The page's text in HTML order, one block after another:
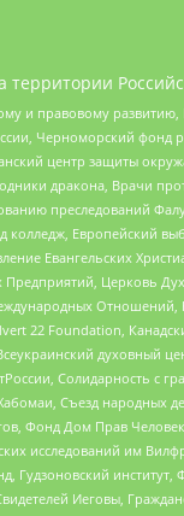
территории
и правовому
Черноморский фонд
центр защиты
дракона, Врачи
преследований
Европейский
Евангельских
Церковь
22 Foundation,
духовный
Солидарность с
Съезд народных
Фонд Дом Прав
исследований им
институт,
Иеговы,